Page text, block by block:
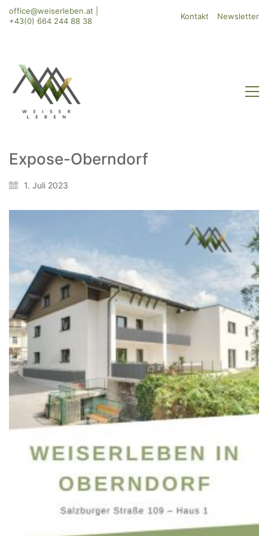
office@weiserleben.at
+43(0) 664 244 88 38
Kontakt Newsletter
Expose-Oberndorf
1. Juli 2023
Bergheimerstraße 45
A-5020 Salzburg
office@weiserleben.at
+43(0) 664 244 88 38
Wir schaffen Lebensräume, die die Außenwelt mit der
Innenwelt verbinden. Das Persönliche steht stets im
Vordergrund.
Kontakt
Impressum
Datenschutzerklärung – WeiserLeben